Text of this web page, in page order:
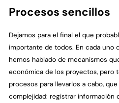
Procesos sencillos
Dejamos para el final el que
importante de todos. En cada uno
hemos hablado de mecanismos
económica de los proyectos, pero
procesos para llevarlos a cabo,
complejidad: registrar información